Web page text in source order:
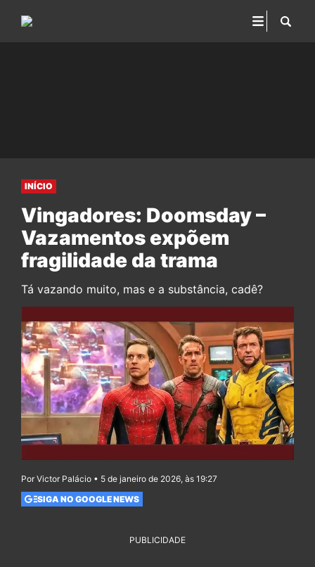
INÍCIO
Vingadores: Doomsday –
Vazamentos expõem
fragilidade da trama
Tá vazando muito, mas e a substância, cadê?
Por Victor Palácio • 5 de janeiro de 2026, às 19:27
SIGA NO GOOGLE NEWS
PUBLICIDADE